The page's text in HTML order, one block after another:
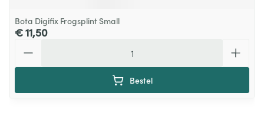
Bota Digifix Frogsplint Small
€ 11,50
Bestel